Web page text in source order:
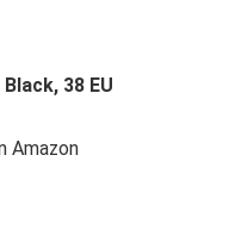
38 EU
Amazon